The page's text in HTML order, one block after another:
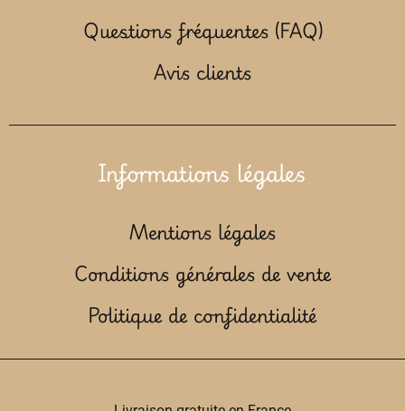
Questions fréquentes (FAQ)
Avis clients
Informations légales
Mentions légales
Conditions générales de vente
Politique de confidentialité